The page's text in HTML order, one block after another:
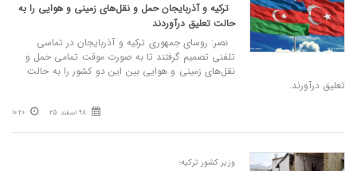
ترکیه و آذربایجان حمل و نقل‌های زمینی و هوایی را به
حالت تعلیق درآوردند
نصر: روسای جمهوری ترکیه و آذربایجان در تماسی
تلفنی تصمیم گرفتند تا به صورت موقت تمامی حمل و
نقل‌های زمینی و هوایی بین این دو کشور را به حالت
تعلیق درآورند.
98 اسفند 25 10:20
وزیر کشور ترکیه؛